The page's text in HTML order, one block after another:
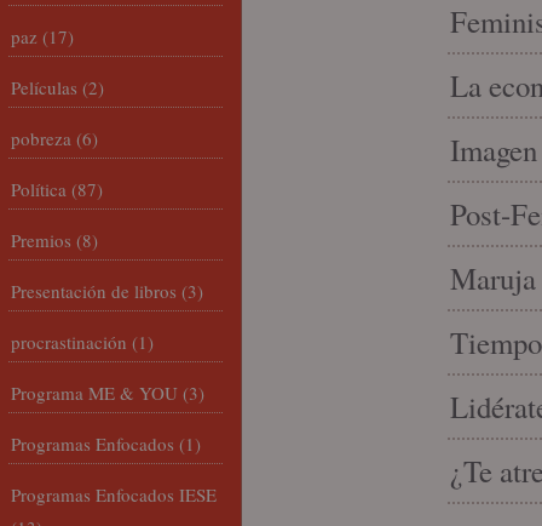
La
Post-
Maruja
¿Te
paz (17)
Películas (2)
pobreza (6)
Política (87)
Premios (8)
Presentación de libros (3)
procrastinación (1)
Programa ME & YOU (3)
Programas Enfocados (1)
Programas Enfocados IESE